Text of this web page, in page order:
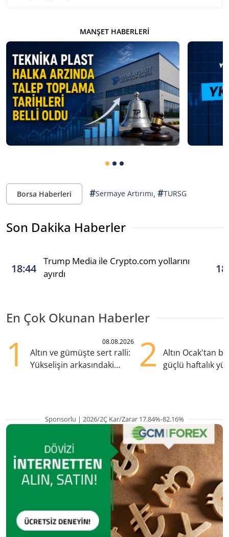
MANŞET HABERLERI
Borsa Haberleri #Sermaye Artırımı, #TURSG
Son Dakika Haberler
18:44
Trump Media ile Crypto.com yollarını
ayırdı
En Çok Okunan Haberler
1 08.08.2026
Altın ve gümüşte sert ralli:
Yükselişin arkasındaki
2
Altın Ocak'tan
güçlü haftalık
Sponsorlu | 2026/2Ç Kar/Zarar 17.84%-82.16%